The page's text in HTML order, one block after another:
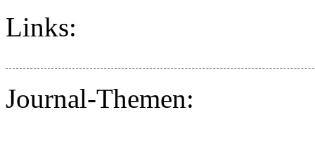
Links:
Journal-Themen: